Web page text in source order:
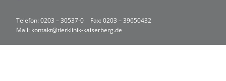
Telefon: 0203 – 30537-0
Fax: 0203 – 39650432
Mail: kontakt@tierklinik-kaiserberg.de